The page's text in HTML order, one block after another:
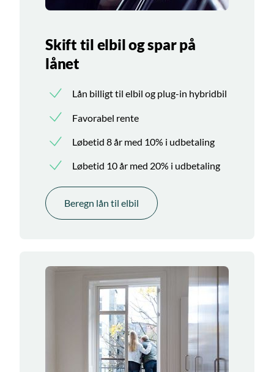
Skift til elbil og spar på
lånet
Lån billigt til elbil og plug-in hybridbil
Favorabel rente
Løbetid 8 år med 10% i udbetaling
Løbetid 10 år med 20% i udbetaling
Beregn lån til elbil